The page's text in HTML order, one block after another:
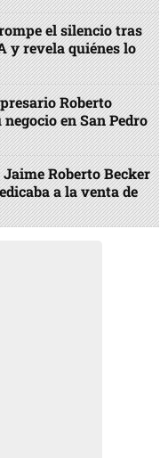
el silencio tras
y revela quiénes lo
Roberto
en San Pedro
Roberto Becker
a la venta de